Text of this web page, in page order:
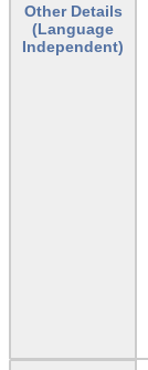
Other Details
(Language
Independent)